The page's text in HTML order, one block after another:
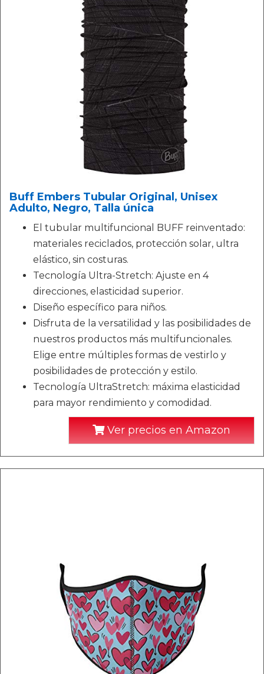
Buff Embers Tubular Original, Unisex
Adulto, Negro, Talla única
El tubular multifuncional BUFF reinventado:
materiales reciclados, protección solar, ultra
elástico, sin costuras.
Tecnología Ultra-Stretch: Ajuste en 4
direcciones, elasticidad superior.
Diseño específico para niños.
Disfruta de la versatilidad y las posibilidades de
nuestros productos más multifuncionales.
Elige entre múltiples formas de vestirlo y
posibilidades de protección y estilo.
Tecnología UltraStretch: máxima elasticidad
para mayor rendimiento y comodidad.
Ver precios en Amazon